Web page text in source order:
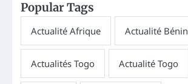
Popular Tags